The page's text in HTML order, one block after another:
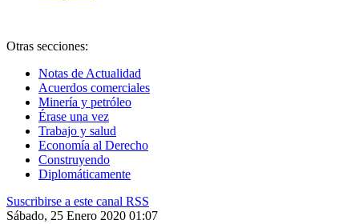
Otras secciones:
Notas de Actualidad
Acuerdos comerciales
Minería y petróleo
Érase una vez
Trabajo y salud
Economía al Derecho
Construyendo
Diplomáticamente
Suscribirse a este canal RSS
Sábado, 25 Enero 2020 01:07